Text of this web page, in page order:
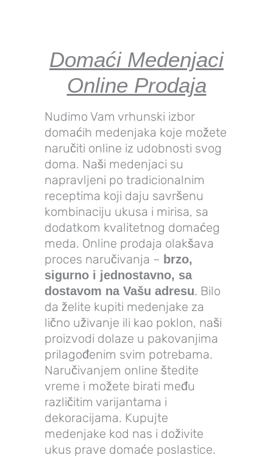
Domaći Medenjaci
Online Prodaja
Nudimo Vam vrhunski izbor
domaćih medenjaka koje možete
naručiti online iz udobnosti svog
doma. Naši medenjaci su
napravljeni po tradicionalnim
receptima koji daju savršenu
kombinaciju ukusa i mirisa, sa
dodatkom kvalitetnog domaćeg
meda. Online prodaja olakšava
proces naručivanja – brzo,
sigurno i jednostavno, sa
dostavom na Vašu adresu. Bilo
da želite kupiti medenjake za
lično uživanje ili kao poklon, naši
proizvodi dolaze u pakovanjima
prilagođenim svim potrebama.
Naručivanjem online štedite
vreme i možete birati među
različitim varijantama i
dekoracijama. Kupujte
medenjake kod nas i doživite
ukus prave domaće poslastice.